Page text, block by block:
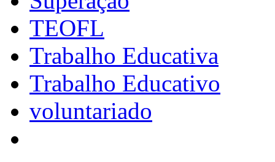
TEOFL
Trabalho Educativa
Trabalho Educativo
voluntariado